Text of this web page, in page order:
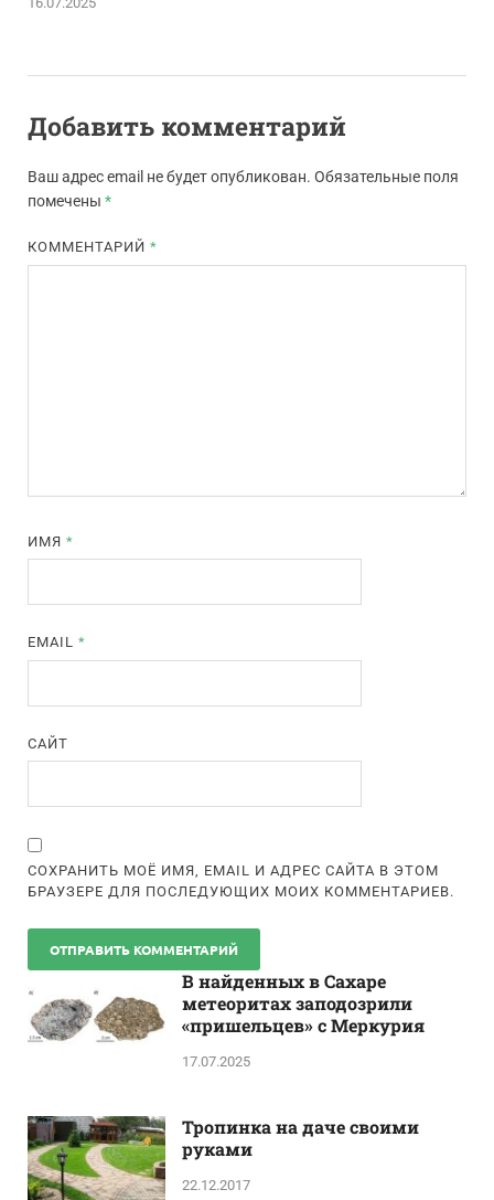
Добавить комментарий
Ваш адрес email не будет опубликован. Обязательные поля
помечены *
КОММЕНТАРИЙ*
ИМЯ*
EMAIL*
САЙТ
СОХРАНИТЬ МОЁ ИМЯ, EMAIL И АДРЕС САЙТА В ЭТОМ
БРАУЗЕРЕ ДЛЯ ПОСЛЕДУЮЩИХ МОИХ КОММЕНТАРИЕВ.
В найденных в Сахаре
метеоритах заподозрили
«пришельцев» с Меркурия
17.07.2025
Тропинка на даче своими
руками
22.12.2017